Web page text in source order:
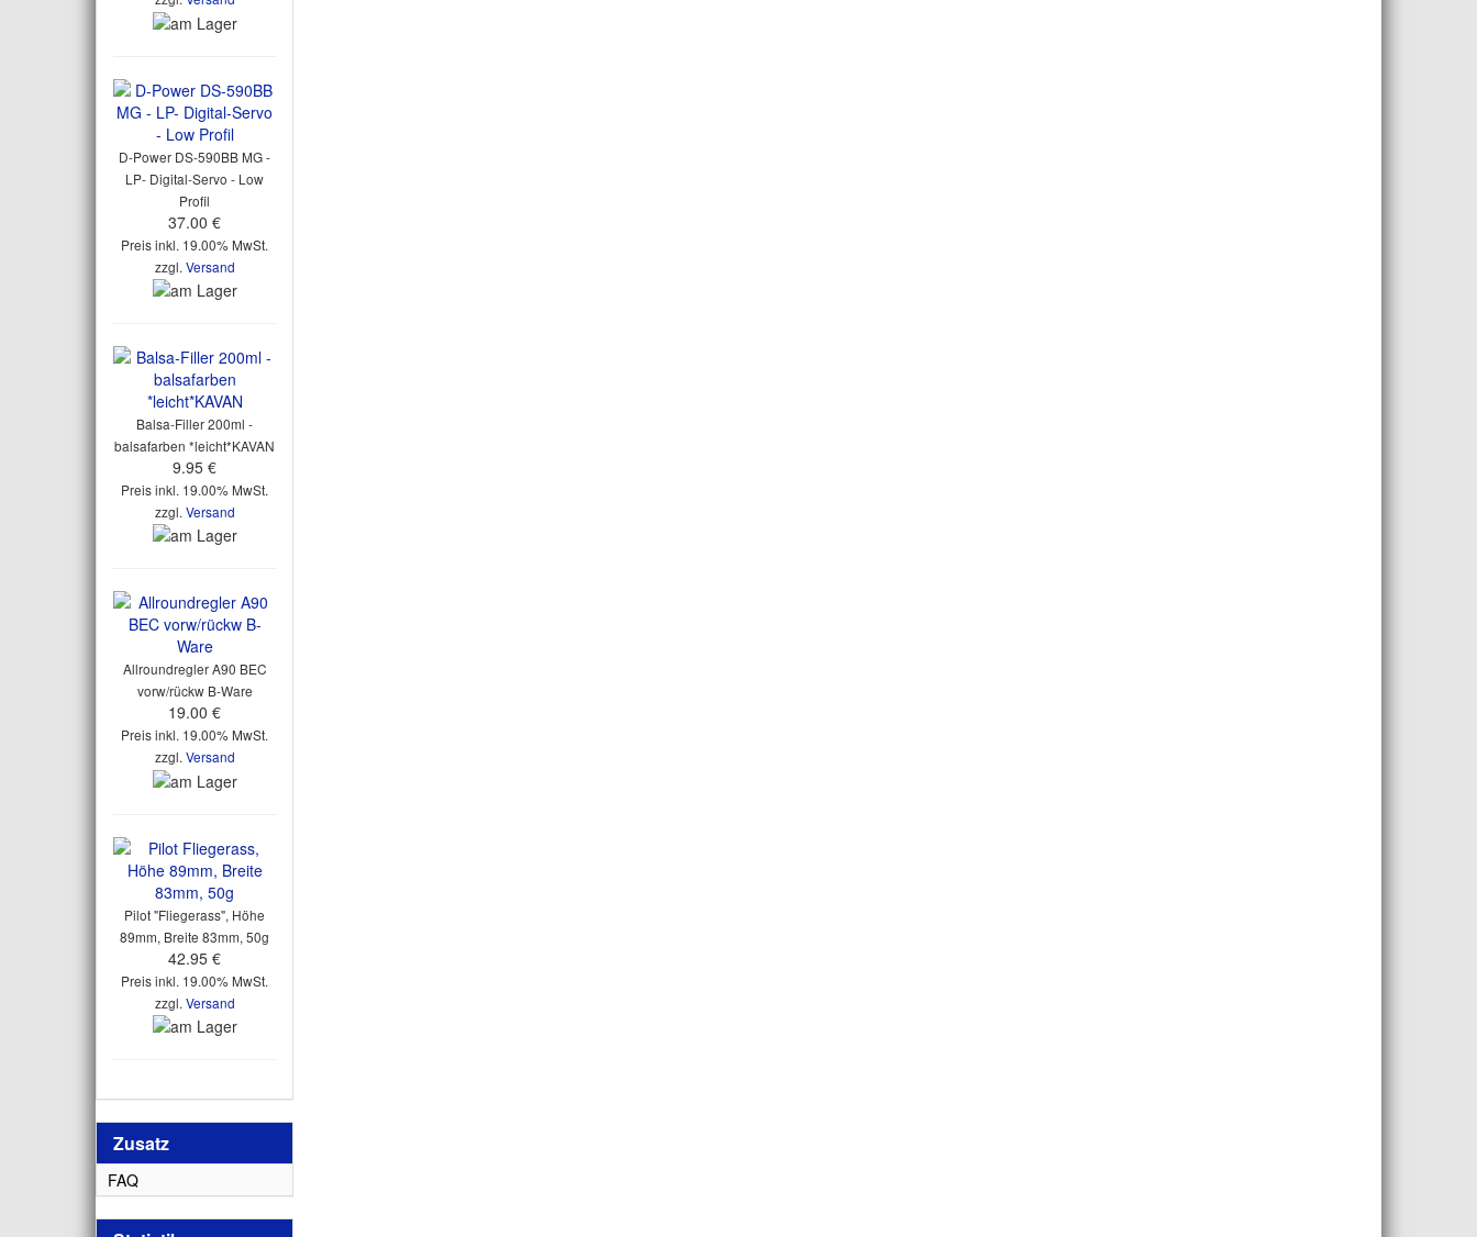
D-Power DS-590BB MG -
LP- Digital-Servo - Low
Profil
37.00 €
Preis inkl. 19.00% MwSt.
zzgl. Versand
Balsa-Filler 200ml -
balsafarben *leicht*KAVAN
9.95 €
Preis inkl. 19.00% MwSt.
zzgl. Versand
Allroundregler A90 BEC
vorw/rückw B-Ware
19.00 €
Preis inkl. 19.00% MwSt.
zzgl. Versand
Pilot "Fliegerass", Höhe
89mm, Breite 83mm, 50g
42.95 €
Preis inkl. 19.00% MwSt.
zzgl. Versand
Zusatz
FAQ